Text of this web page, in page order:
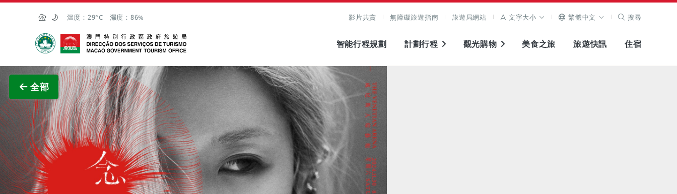
跳至主内容
溫度： 29°C 濕度： 86% 影片共賞 無障礙旅遊指南 旅遊局網站 文字大小 繁體中文 搜尋
澳門特別行政區政府旅遊局
智能行程規劃 計劃行程 觀光購物 美食之旅 旅遊快訊 住宿
全部
查看原圖